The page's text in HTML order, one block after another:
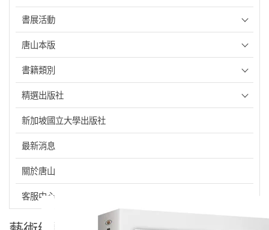
書展活動
唐山本版
書籍類別
精選出版社
新加坡國立大學出版社
最新消息
關於唐山
客服中心